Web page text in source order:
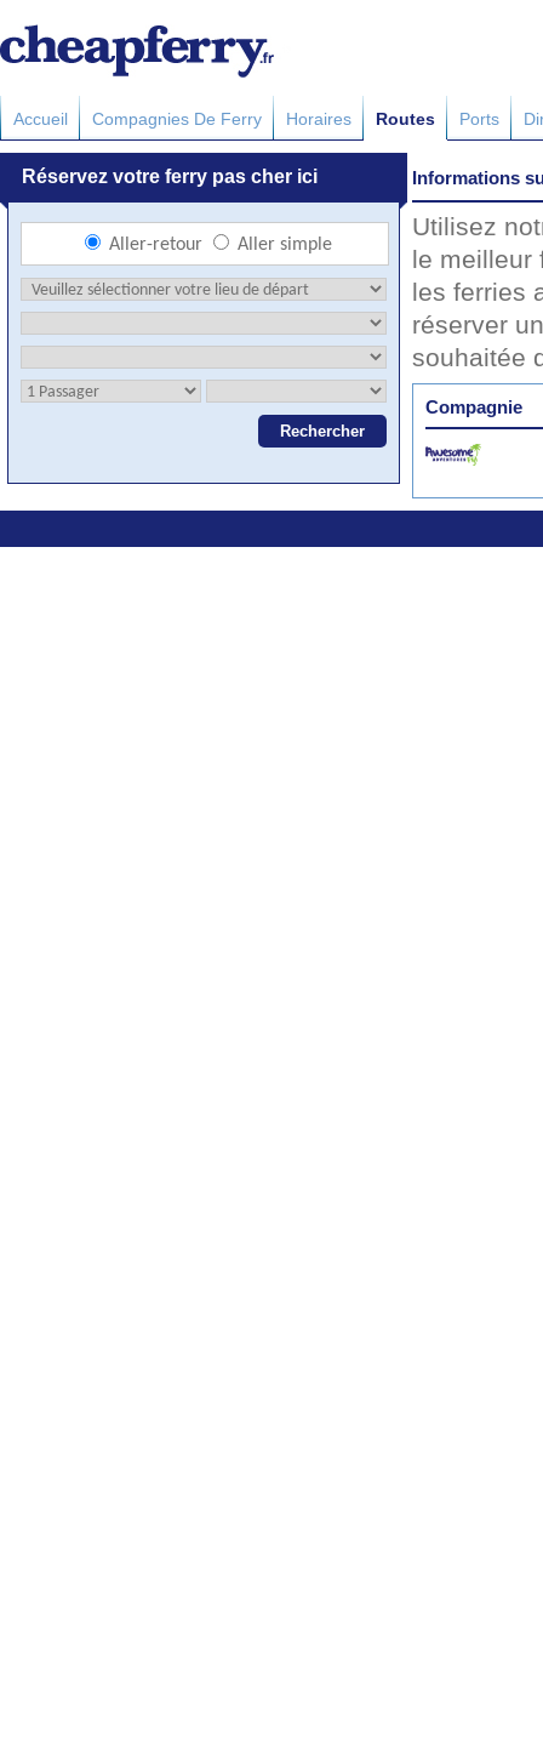
Accueil Compagnies De Ferry Horaires Routes Ports
Informations
Utilisez
le meilleur
les ferries
réserver
souhaitée
Compagnie